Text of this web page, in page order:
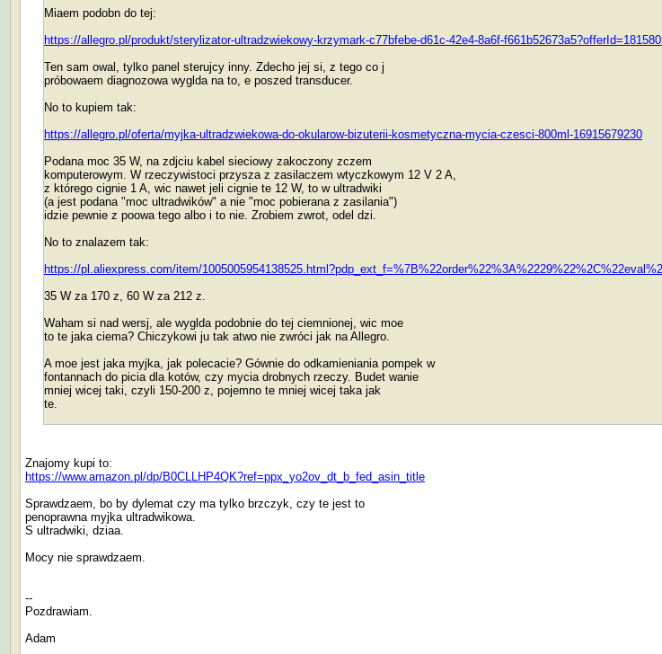
Miaem podobn do tej:
https://allegro.pl/produkt/sterylizator-ultradzwiekowy-krzymark-c77bfebe-d61c-42e4-8a6f-
Ten sam owal, tylko panel sterujcy inny. Zdecho jej si, z tego co j
próbowaem diagnozowa wyglda na to, e poszed transducer.
No to kupiem tak:
https://allegro.pl/oferta/myjka-ultradzwiekowa-do-okularow-bizuterii-kosmetyczna-mycia-czesci-800ml-16915679230
Podana moc 35 W, na zdjciu kabel sieciowy zakoczony zczem
komputerowym. W rzeczywistoci przysza z zasilaczem wtyczkowym 12 V 2 A,
z którego cignie 1 A, wic nawet jeli cignie te 12 W, to w ultradwiki
(a jest podana "moc ultradwików" a nie "moc pobierana z zasilania")
idzie pewnie z poowa tego albo i to nie. Zrobiem zwrot, odel dzi.
No to znalazem tak:
https://pl.aliexpress.com/item/
35 W za 170 z, 60 W za 212 z.
Waham si nad wersj, ale wyglda podobnie do tej ciemnionej, wic moe
to te jaka ciema? Chiczykowi ju tak atwo nie zwróci jak na Allegro.
A moe jest jaka myjka, jak polecacie? Gównie do odkamieniania pompek w
fontannach do picia dla kotów, czy mycia drobnych rzeczy. Budet wanie
mniej wicej taki, czyli 150-200 z, pojemno te mniej wicej taka jak
te.
Znajomy kupi to:
https://www.amazon.pl/dp/B0CLLHP4QK?ref=ppx_yo2ov_dt_b_fed_asin_title
Sprawdzaem, bo by dylemat czy ma tylko brzczyk, czy te jest to
penoprawna myjka ultradwikowa.
S ultradwiki, dziaa.
Mocy nie sprawdzaem.
--
Pozdrawiam.
Adam